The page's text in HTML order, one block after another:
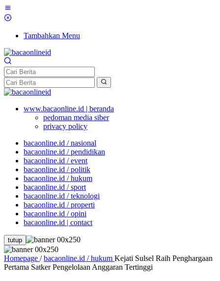
Tambahkan Menu
www.bacaonline.id | beranda
pedoman media siber
privacy policy
bacaonline.id / nasional
bacaonline.id / pendidikan
bacaonline.id / event
bacaonline.id / politik
bacaonline.id / hukum
bacaonline.id / sport
bacaonline.id / teknologi
bacaonline.id / properti
bacaonline.id / opini
bacaonline.id | contact
tutup
Homepage / bacaonline.id / hukum Kejati Sulsel Raih Penghargaan
Pertama Satker Pengelolaan Anggaran Tertinggi